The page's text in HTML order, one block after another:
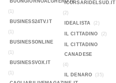
BUONGIORNOALGHERO.IT
(1)
BUSINESS24TV.IT
(1)
BUSINESSONLINE
(1)
BUSINESSVOX.IT
(1)
ICORSARIDELSUD.IT
(2)
IDEALISTA
(2)
IL CITTADINO (2)
IL CITTADINO
CANADESE
(4)
IL DENARO
(35)